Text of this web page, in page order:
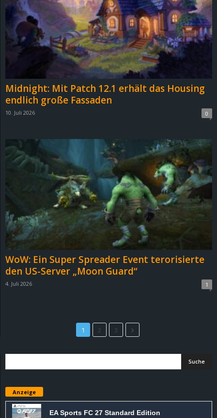
Midnight: Mit Patch 12.1 erhält das Housing
endlich große Fassaden
10. Juli 2026 0
WoW: Ein Super Spreader Event terorisierte
den US-Server „Moon Guard“
4. Juli 2026 1
1 2 3
Anzeige
EA Sports FC 27 Standard Edition